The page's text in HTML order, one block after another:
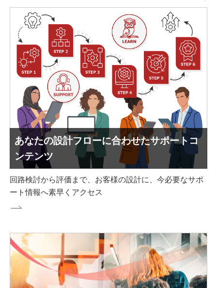
あなたの設計フローに合わせたサポートコ
ンテンツ
回路検討から評価まで、お客様の設計に、今必要なサポ
ート情報へ素早くアクセス